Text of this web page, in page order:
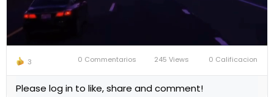
3 0 Commentarios 245 Views 0 Calificacion
Please log in to like, share and comment!